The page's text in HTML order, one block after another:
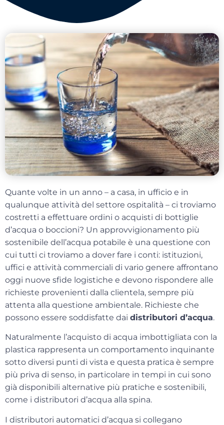
Quante volte in un anno – a casa, in ufficio e in
qualunque attività del settore ospitalità – ci troviamo
costretti a effettuare ordini o acquisti di bottiglie
d’acqua o boccioni? Un approvvigionamento più
sostenibile dell’acqua potabile è una questione con
cui tutti ci troviamo a dover fare i conti: istituzioni,
uffici e attività commerciali di vario genere affrontano
oggi nuove sfide logistiche e devono rispondere alle
richieste provenienti dalla clientela, sempre più
attenta alla questione ambientale. Richieste che
possono essere soddisfatte dai distributori d’acqua.
Naturalmente l’acquisto di acqua imbottigliata con la
plastica rappresenta un comportamento inquinante
sotto diversi punti di vista e questa pratica è sempre
più priva di senso, in particolare in tempi in cui sono
già disponibili alternative più pratiche e sostenibili,
come i distributori d’acqua alla spina.
I distributori automatici d’acqua si collegano